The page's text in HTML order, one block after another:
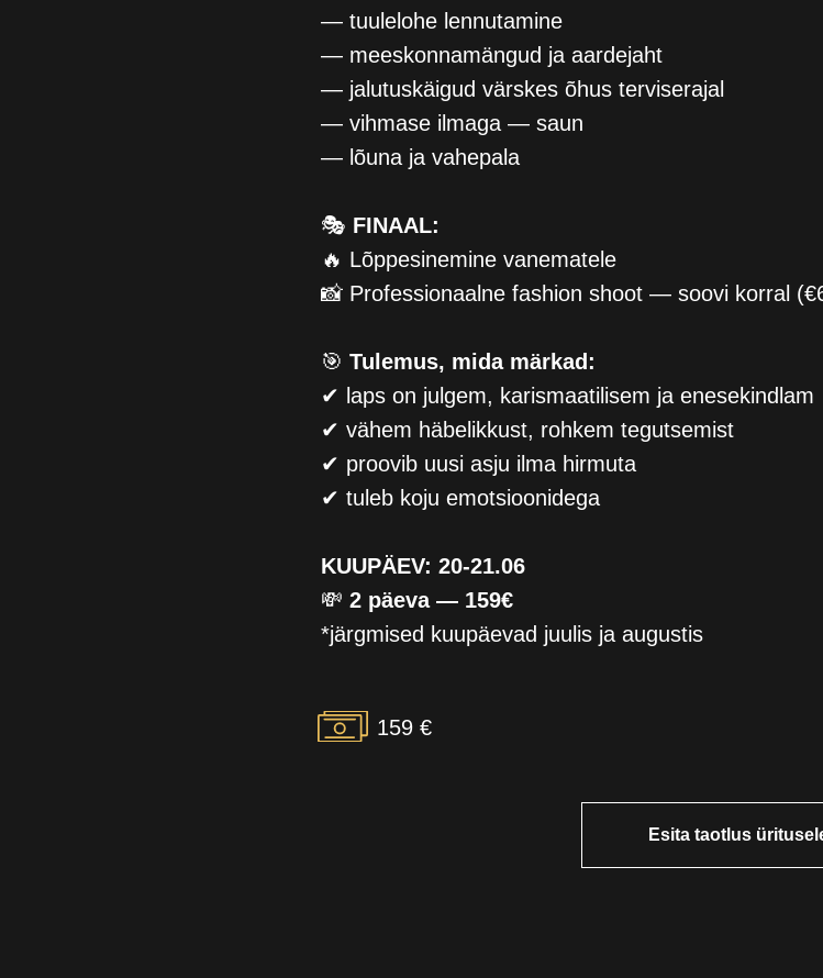
— tuulelohe lennutamine
— meeskonnamängud ja aardejaht
— jalutuskäigud värskes õhus terviserajal
— vihmase ilmaga — saun
— lõuna ja vahepala
🎭 FINAAL:
🔥 Lõppesinemine vanematele
📸 Professionaalne fashion shoot — soovi korral
🎯 Tulemus, mida märkad:
✔ laps on julgem, karismaatilisem ja enesekindlam
✔ vähem häbelikkust, rohkem tegutsemist
✔ proovib uusi asju ilma hirmuta
✔ tuleb koju emotsioonidega
KUUPÄEV: 20-21.06
💸 2 päeva — 159€
*järgmised kuupäevad juulis ja augustis
159 €
Esita taotlus
Karina Demutskaja+372 553 0987